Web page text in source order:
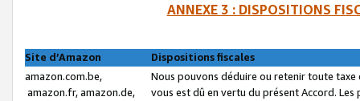
ANNEXE 3 : DISPOSITIONS
Site d’Amazon
Dispositions fiscales
amazon.com.be,
amazon.fr, amazon.de,
Nous pouvons déduire ou retenir toute
vous est dû en vertu du présent Accord.